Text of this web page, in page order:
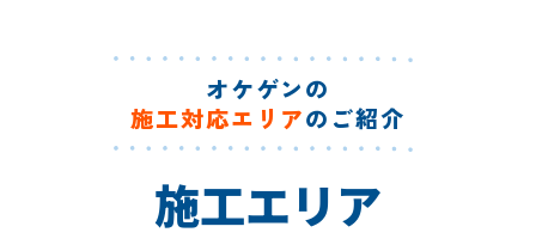
オケゲンの
施工対応エリアのご紹介
施工エリア